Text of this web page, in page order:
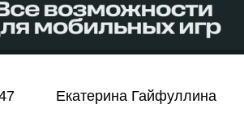
Екатерина Гайфуллина